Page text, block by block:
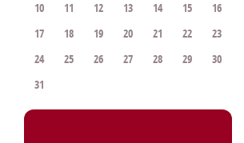
10
11 12 13 14 15
16
17
18 19 20 21 22
23
24
25 26 27 28 29
30
31